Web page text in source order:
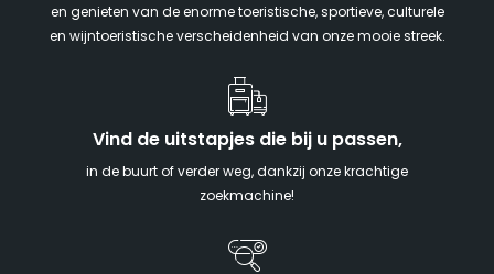
en genieten van de enorme toeristische, sportieve, culturele
en wijntoeristische verscheidenheid van onze mooie streek.
Vind de uitstapjes die bij u passen,
in de buurt of verder weg, dankzij onze krachtige
zoekmachine!